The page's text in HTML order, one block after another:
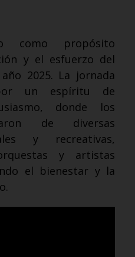
como propósito
y el esfuerzo del
2025. La jornada
un espíritu de
donde los
de diversas
y recreativas,
y artistas
el bienestar y la